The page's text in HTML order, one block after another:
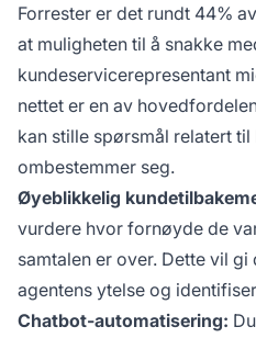
Forrester er det rundt 44%
at muligheten til å snakke
kundeservicerepresentant
nettet er en av
kan stille spørsmål relatert
ombestemmer seg.
Øyeblikkelig
vurdere hvor fornøyde de
samtalen er over. Dette vil
agentens ytelse og
Chatbot-automatisering: